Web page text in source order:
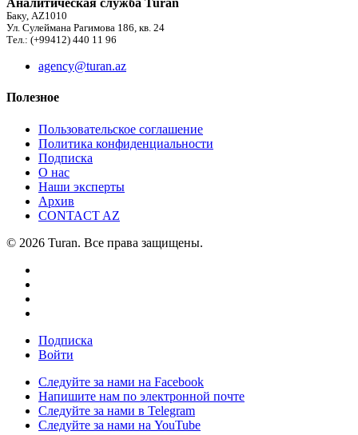
Аналитическая служба Turan
Баку, AZ1010
Ул. Сулеймана Рагимова 186, кв. 24
Тел.: (+99412) 440 11 96
agency@turan.az
Полезное
Пользовательское соглашение
Политика конфиденциальности
Подписка
О нас
Наши эксперты
Архив
CONTACT AZ
© 2026 Turan. Все права защищены.
Подписка
Войти
Следуйте за нами на Facebook
Напишите нам по электронной почте
Следуйте за нами в Telegram
Следуйте за нами на YouTube